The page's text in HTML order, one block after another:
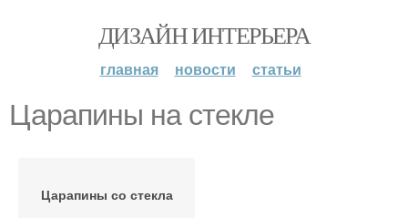
ДИЗАЙН ИНТЕРЬЕРА
главная новости статьи
Царапины на стекле
Царапины со стекла